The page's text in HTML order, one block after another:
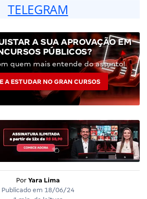
TELEGRAM
A SUA APROVAÇÃO EM
PÚBLICOS?
quem mais entende do assunto!
A ESTUDAR NO GRAN CURSOS
Por Yara Lima
Publicado em 18/06/24